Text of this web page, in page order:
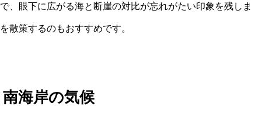
、眼下に広がる海と断崖の対比が忘れがたい印象を残しま
散策するのもおすすめです。
海岸の気候